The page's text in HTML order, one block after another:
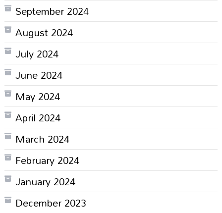
September 2024
August 2024
July 2024
June 2024
May 2024
April 2024
March 2024
February 2024
January 2024
December 2023